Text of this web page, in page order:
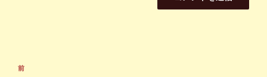
投
前
前